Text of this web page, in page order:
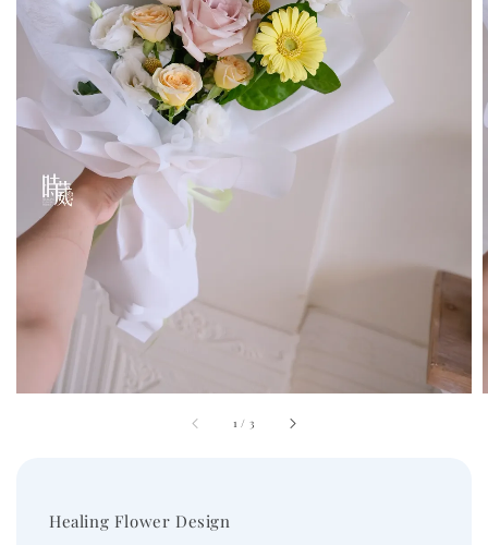
1 / 3
Healing Flower Design